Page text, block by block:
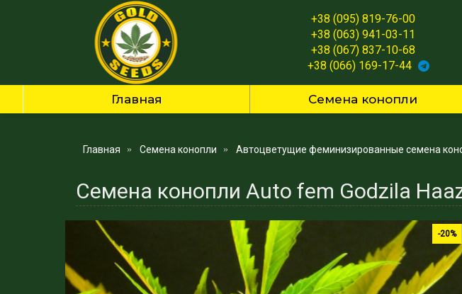
+38 (095) 819-76-00
+38 (063) 941-03-11
+38 (067) 837-10-68
+38 (066) 169-17-44
Главная Семена конопли
Главная Семена конопли Автоцветущие феминизированные семена
Семена конопли Auto fem Godzila
-20%